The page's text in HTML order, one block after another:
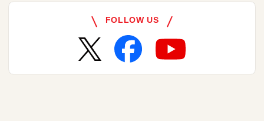
FOLLOW US